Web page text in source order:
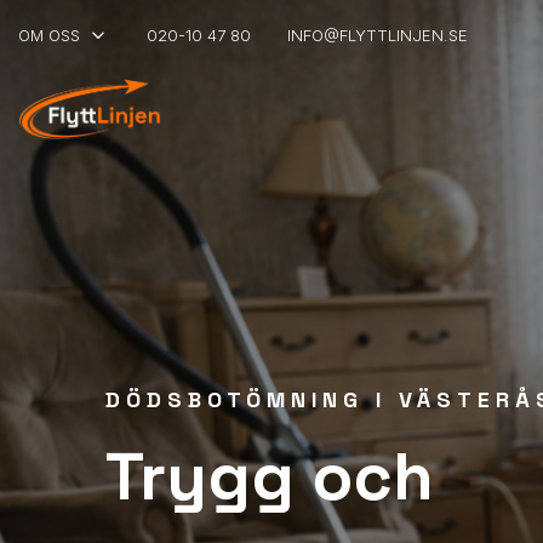
OM OSS keyboard_arrow_down 020-10 47 80 INFO@FLYTTLINJEN.SE
DÖDSBOTÖMNING I
Trygg och